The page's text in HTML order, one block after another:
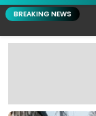
BREAKING NEWS